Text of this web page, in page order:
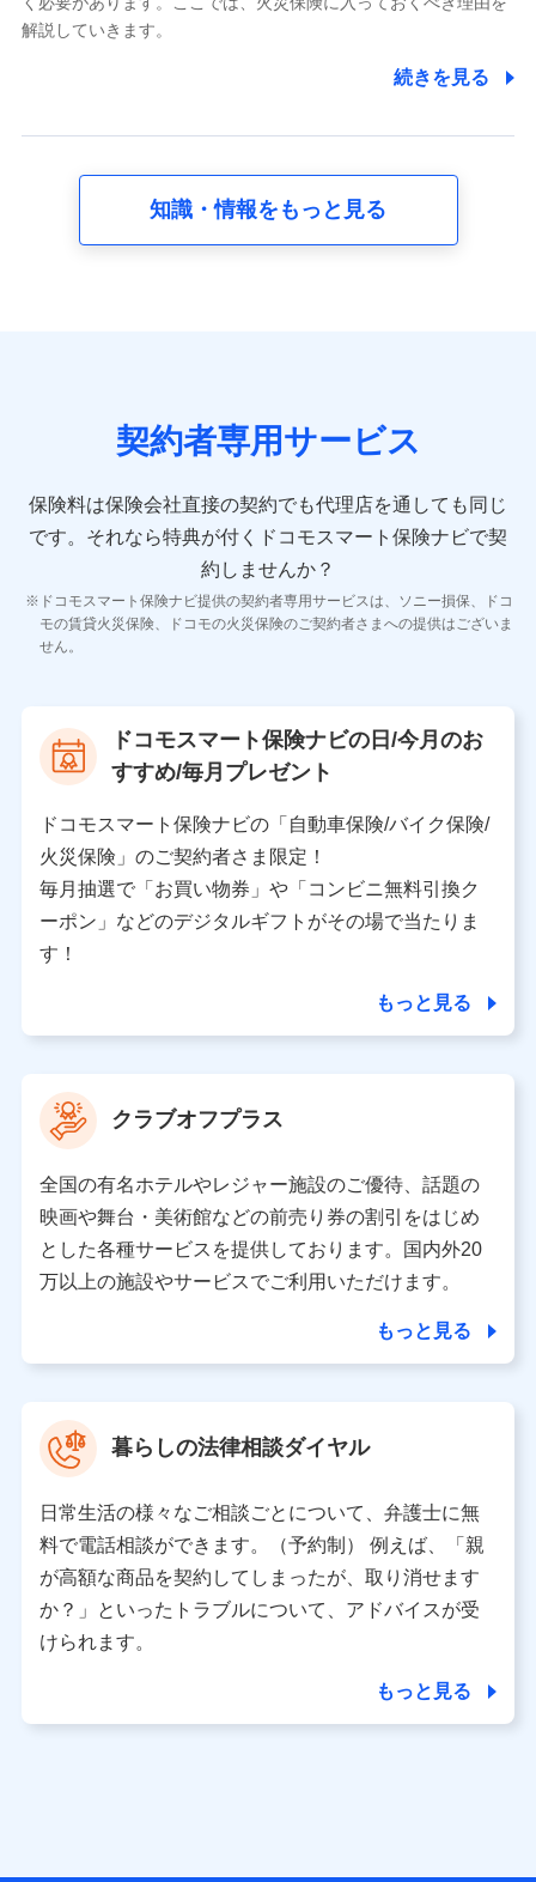
採用選考および入社手続を実施するため
8.取引先個人情報
取引先としての選定業務、営業情報の提供業務、契約締結手
10.受託業務の 個人情報
11.マイカー通勤管理クラウド並びに法人向けASPサー
ビスに関してのお問い合わせ情報
各種お問い合わせに対応するため
当社のサービスに関する情報提供や、皆様に有用なお知らせ
をお送りするため
当社の対応品質向上やお問い合わせ内容の正確な把握のため
個人情報保護管理者の職名、連絡先
〒103-0013 東京都中央区日本橋人形町2-14-10 アー
バンネット日本橋ビル 3F
株式会社ドコモ・インシュアランス
個人情報の第三者提供について
当社は利用目的の達成に必要な範囲内において個人情報
の取り扱いの全部または一部を委託する場合がありま
す。
個人データの共同利用
当社は株式会社NTTドコモとの間で、以下のとおり個
人データを共同利用します。
氏名、電話番号、メールアドレス、お客さまの識別子、属
性、連絡先、dポイントサービスのご利用に関する情報。例
として、dポイントカード番号、性別、年齢、家族構成、住
所、dポイント残高、dポイント利用履歴などが含まれます。
利用情報
当社又は株式会社NTTドコモが提供する各種サービスなどの
ご契約・ご利用などに関する情報。例として、当社又は株式
会社NTTドコモが提供する各種サービスのご契約状態・ご利
用履歴インターネット利用時の行動に関する情報、アプリケ
ーション利用時の行動に関する情報、購入されたサービスや
当社又は株式会社NTTドコモが提供する保険関連サービスに
解説していきます。
続きを見る
知識・情報をもっと見る
契約者専用サービス
保険料は保険会社直接の契約でも代理店を通しても同じ
です。 それなら特典が付くドコモスマート保険ナビで契
約しませんか？
ドコモスマート保険ナビ提供の契約者専用サービスは、ソニー損保、ドコ
モの賃貸火災保険、ドコモの火災保険のご契約者さまへの提供はございま
せん。
ドコモスマート保険ナビの日/今月のお
すすめ/毎月プレゼント
ドコモスマート保険ナビの「自動車保険/バイク保険/
火災保険」のご契約者さま限定！
毎月抽選で「お買い物券」や「コンビニ無料引換ク
ーポン」などのデジタルギフトがその場で当たりま
す！
もっと見る
クラブオフプラス
全国の有名ホテルやレジャー施設のご優待、話題の
映画や舞台・美術館などの前売り券の割引をはじめ
とした各種サービスを提供しております。国内外20
万以上の施設やサービスでご利用いただけます。
もっと見る
暮らしの法律相談ダイヤル
日常生活の様々なご相談ごとについて、弁護士に無
料で電話相談ができます。（予約制） 例えば、「親
が高額な商品を契約してしまったが、取り消せます
か？」といったトラブルについて、アドバイスが受
けられます。
もっと見る